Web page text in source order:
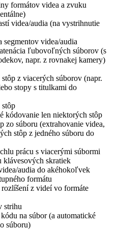
formátov videa a zvuku
videa/audia (na vystrihnutie
segmentov videa/audia
ľubovoľných súborov (s
napr. z rovnakej kamery)
z viacerých súborov (napr.
stopy s titulkami do
stôp
kódovanie len niektorých stôp
zo súboru (extrahovanie videa,
stôp z jedného súboru do
prácu s viacerými súbormi
klávesových skratiek
audia do akéhokoľvek
formátu
z videí vo formáte
strihu
na súbor (a automatické
súboru)